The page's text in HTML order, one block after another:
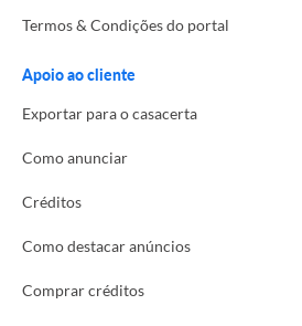
Termos & Condições do portal
Apoio ao cliente
Exportar para o casacerta
Como anunciar
Créditos
Como destacar anúncios
Comprar créditos